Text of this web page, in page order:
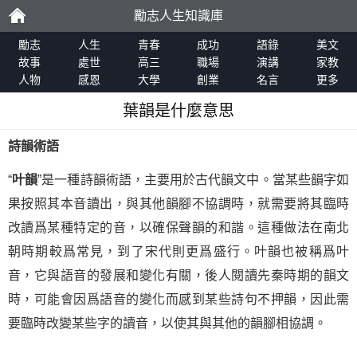
勵
志
勵志人生知識庫
勵志 人生 青春 成功 語錄
美文
故事
處世 高三 職場 演講
家教
人物
感恩 大學 創業 名言 更多
葉韻是什麼意思
詩韻術語
“叶韻”是一種詩韻術語，主要用於古代韻文中。當某些韻字如
果按照其本音讀出，與其他韻腳不協調時，就需要將其臨時
改讀爲某種特定的音，以確保聲韻的和諧。這種做法在南北
朝時期較爲常見，到了宋代則更爲盛行。叶韻也被稱爲叶
音，它與語音的發展和變化有關，後人閱讀先秦時期的韻文
時，可能會因爲語音的變化而感到某些詩句不押韻，因此需
要臨時改變某些字的讀音，以使其與其他的韻腳相協調。